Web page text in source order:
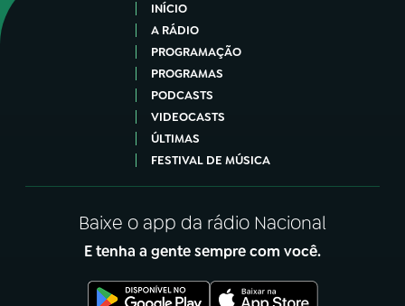
INÍCIO
A RÁDIO
PROGRAMAÇÃO
PROGRAMAS
PODCASTS
VIDEOCASTS
ÚLTIMAS
FESTIVAL DE MÚSICA
Baixe o app da rádio Nacional
E tenha a gente sempre com você.